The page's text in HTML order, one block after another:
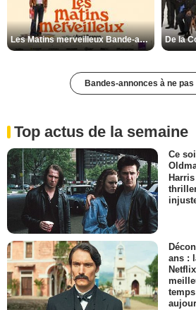
Les Matins merveilleux Bande-annonce VF
Bandes-annonces à ne
Top actus de la semaine
Ce
ans :